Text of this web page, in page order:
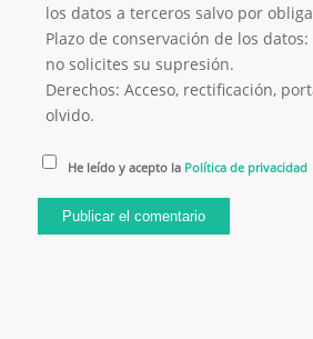
los datos a terceros salvo por
Plazo de conservación de los
no solicites su supresión.
Derechos: Acceso, rectificación,
olvido.
He leído y acepto la Política de privacidad